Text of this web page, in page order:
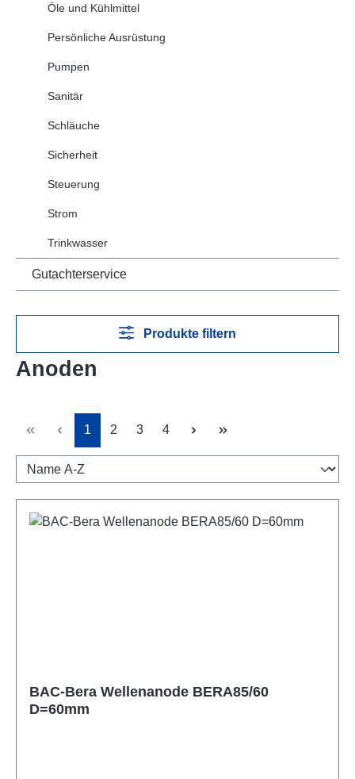
Öle und Kühlmittel
Persönliche Ausrüstung
Pumpen
Sanitär
Schläuche
Sicherheit
Steuerung
Strom
Trinkwasser
Gutachterservice
Produkte filtern
Anoden
Seite
1 Seite
2 Seite
3 Seite
4
BAC-Bera Wellenanode BERA85/60
D=60mm